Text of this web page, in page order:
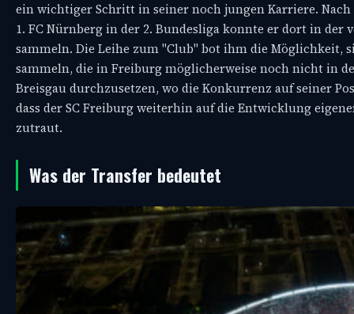
ein wichtiger Schritt in seiner noch jungen Karriere. Nach
1. FC Nürnberg in der 2. Bundesliga konnte er dort in
sammeln. Die Leihe zum "Club" bot ihm die Möglichkeit,
sammeln, die in Freiburg möglicherweise noch nicht in
Breisgau durchzusetzen, wo die Konkurrenz auf seiner
dass der SC Freiburg weiterhin auf die Entwicklung
zutraut.
Was der Transfer bedeutet